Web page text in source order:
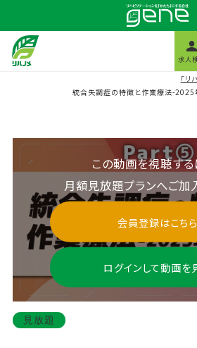
求人
「リ
統合失調症の特徴と作業療法-
この動画を視聴する
月額見放題プランへご加
会員登録はこちら
ログインして動画を
見放題